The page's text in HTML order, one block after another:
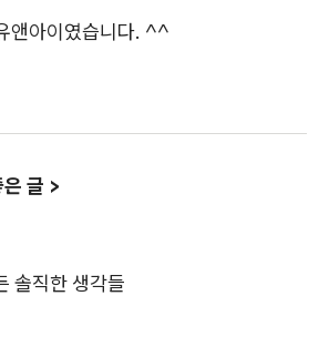
앤아이였습니다. ^^
글 >
솔직한 생각들